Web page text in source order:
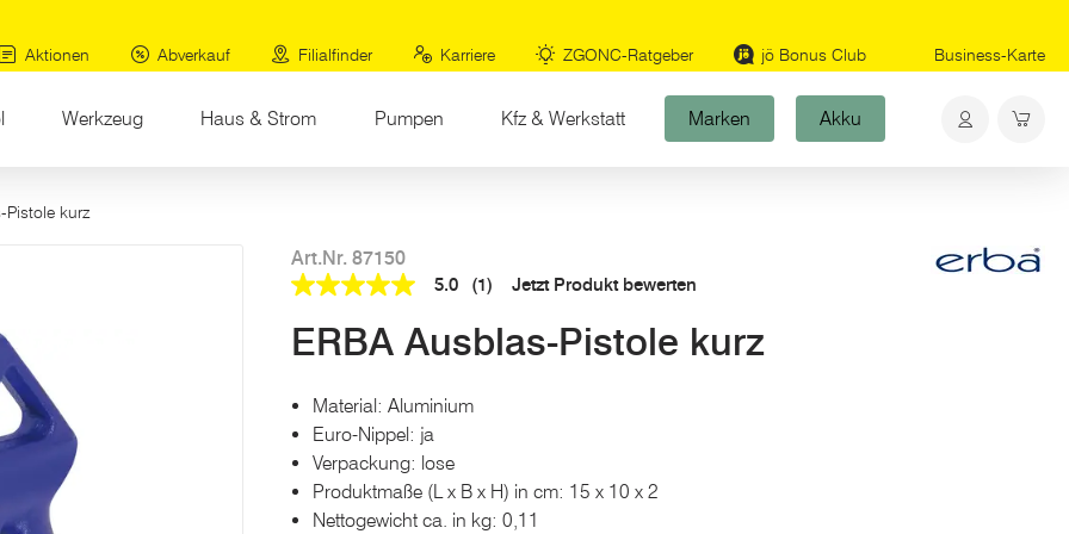
Aktionen
Abverkauf Filialfinder Karriere ZGONC-Ratgeber jö Bonus Club Business-Karte
Werkzeug Haus & Strom Pumpen Kfz & Werkstatt Marken Akku
Pistole kurz
Art.Nr. 87150
5.0
of
5
rating
value.
Read
a
Review.
Link
auf
5.0 (1) Jetzt Produkt bewerten
ERBA Ausblas-Pistole kurz
Material: Aluminium
Euro-Nippel: ja
Verpackung: lose
Produktmaße (L x B x H) in cm: 15 x 10 x 2
Nettogewicht ca. in kg: 0,11